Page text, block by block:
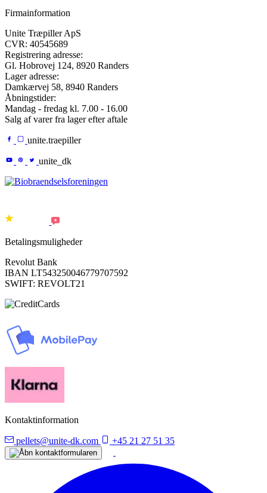
Firmainformation
Unite Træpiller ApS
CVR: 40545689
Registrering adresse:
Gl. Hobrovej 124, 8920 Randers
Lager adresse:
Damkærvej 58, 8940 Randers
Åbningstider:
Mandag - fredag kl. 7.00 - 16.00
Salg af varer fra lager efter aftale
unite.traepiller
unite_dk
Betalingsmuligheder
Revolut Bank
IBAN LT543250046779707592
SWIFT: REVOLT21
Kontaktinformation
pellets@unite-dk.com +45 21 27 51 35